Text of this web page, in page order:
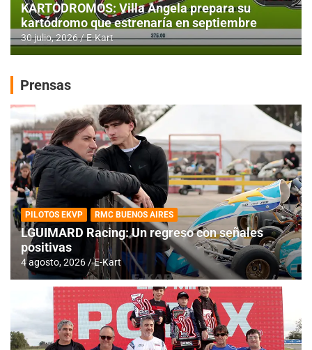
KARTODROMOS: Villa Angela prepara su
kartódromo que estrenaría en septiembre
30 julio, 2026 E-Kart
Prensas
PILOTOS EKVP RMC BUENOS AIRES
LGUIMARD Racing: Un regreso con señales
positivas
4 agosto, 2026 E-Kart